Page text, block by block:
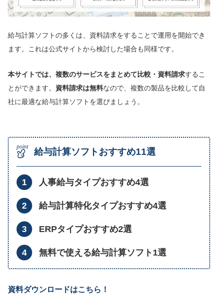
給与計算ソフトの多くは、資料請求をすることで運用を開始でき
ます。これは公式サイトから検討した場合も同様です。
本サイトでは、 複数のサービスをまとめて比較・資料請求するこ
とができます。 資料請求は無料なので、複数の製品を比較して自
社に最適な給与計算ソフトを選びましょう。
給与計算ソフトおすすめ11選
人事給与タイプおすすめ4選
給与計算特化タイプおすすめ4選
ERPタイプおすすめ2選
無料で使える給与計算ソフト1選
資料ダウンロードはこちら！